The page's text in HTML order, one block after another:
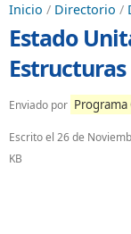
Inicio / Directorio /
Estado
Enviado por Programa
Escrito el 26 de
KB